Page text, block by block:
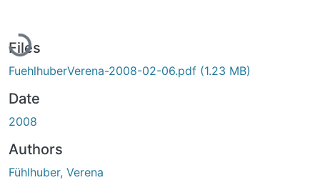
Loading...
Files
FuehlhuberVerena-2008-02-06.pdf (1.23 MB)
Date
2008
Authors
Fühlhuber, Verena